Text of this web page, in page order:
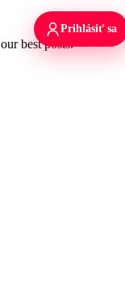
best posts.
Prihlásiť sa